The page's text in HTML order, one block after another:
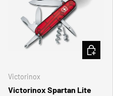
Victorinox
Victorinox Spartan Lite
IN DEN